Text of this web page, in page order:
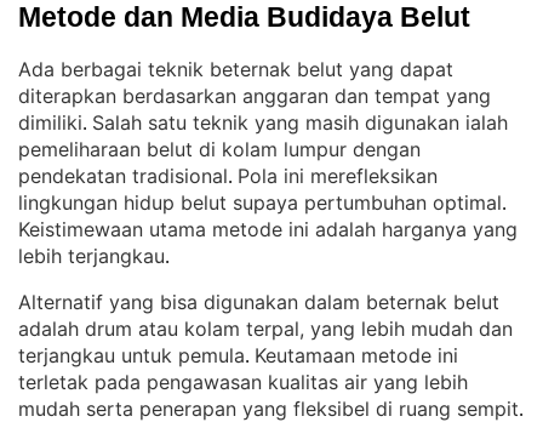
Metode dan Media Budidaya Belut
Ada berbagai teknik beternak belut yang dapat
diterapkan berdasarkan anggaran dan tempat yang
dimiliki. Salah satu teknik yang masih digunakan ialah
pemeliharaan belut di kolam lumpur dengan
pendekatan tradisional. Pola ini merefleksikan
lingkungan hidup belut supaya pertumbuhan optimal
Keistimewaan utama metode ini adalah harganya yang
lebih terjangkau.
Alternatif yang bisa digunakan dalam beternak belut
adalah drum atau kolam terpal, yang lebih mudah dan
terjangkau untuk pemula. Keutamaan metode ini
terletak pada pengawasan kualitas air yang lebih
mudah serta penerapan yang fleksibel di ruang sempit